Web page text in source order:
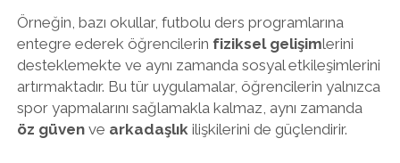
Örneğin, bazı okullar, futbolu ders programlarına
entegre ederek öğrencilerin fiziksel gelişimlerini
desteklemekte ve aynı zamanda sosyal etkileşimlerini
artırmaktadır. Bu tür uygulamalar, öğrencilerin yalnızca
spor yapmalarını sağlamakla kalmaz, aynı zamanda
öz güvenve arkadaşlık ilişkilerini de güçlendirir.